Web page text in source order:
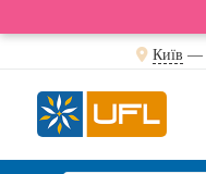
Київ —